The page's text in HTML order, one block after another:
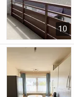
10